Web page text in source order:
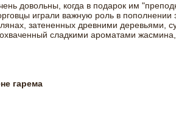
довольны, когда в подарок им
играли важную роль в пополнении
затененных древними деревьями,
сладкими ароматами
гарема